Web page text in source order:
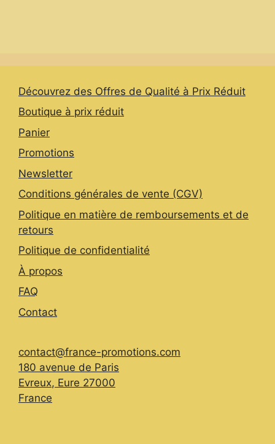
Découvrez des Offres de Qualité à Prix Réduit
Boutique à prix réduit
Panier
Promotions
Newsletter
Conditions générales de vente (CGV)
Politique en matière de remboursements et de
retours
Politique de confidentialité
À propos
FAQ
Contact
contact@france-promotions.com
180 avenue de Paris
Evreux, Eure 27000
France